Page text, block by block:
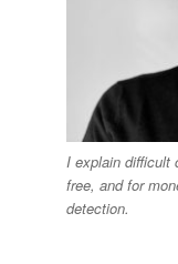
I explain difficult
free, and for
detection.